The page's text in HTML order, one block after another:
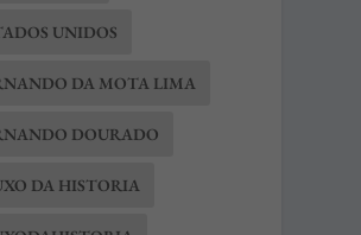
UNIDOS
DA MOTA LIMA
DOURADO
DA HISTORIA